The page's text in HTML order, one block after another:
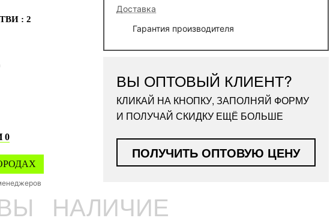
: 2
0
Доставка
Гарантия производителя
ВЫ ОПТОВЫЙ КЛИЕНТ?
КЛИКАЙ НА КНОПКУ, ЗАПОЛНЯЙ ФОРМУ
И ПОЛУЧАЙ СКИДКУ ЕЩЁ БОЛЬШЕ
ПОЛУЧИТЬ ОПТОВУЮ ЦЕНУ
НАЛИЧИЕ